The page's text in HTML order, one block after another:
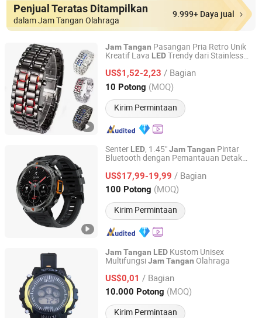
Penjual Teratas Ditampilkan
dalam Jam Tangan Olahraga
9.999+ Daya jual
JamTangan Pasangan Pria Retro Unik
Kreatif Lava LEDTrendy dari Stainless
US$1,52-2,23 / Bagian
10 Potong (MOQ)
Kirim Permintaan
Shenzhen Tina Nis Electronics Co., Ltd.
Guangdong, China Harga mulai 2024
Senter LED, 1.45"JamTangan Pintar
Bluetooth dengan Pemantauan Detak
Pelacakan Olahraga Jam Tangan
US$17,99-19,99 / Bagian
100 Potong (MOQ)
Kirim Permintaan
Skylark Network Co., Ltd.
Zhejiang, China Harga mulai 2022
JamTangan LED Kustom Unisex
MultifungsiJamTangan Olahraga
US$0,01 / Bagian
10.000 Potong (MOQ)
Kirim Permintaan
LION PROMOTIONAL GIFT CO., LIMITED
Zhejiang, China Harga mulai 2015